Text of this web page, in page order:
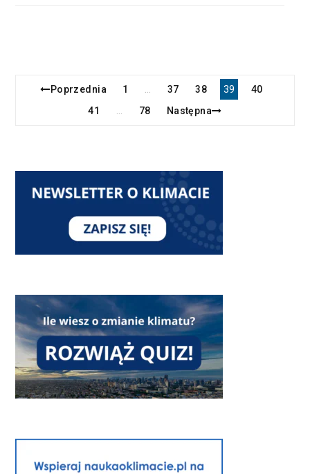
Poprzednia 1 37 38 39
40
41
78 Następna